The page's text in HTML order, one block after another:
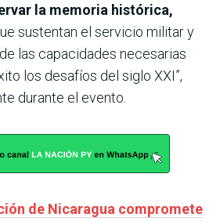
la memoria histórica,
sustentan el servicio militar y
las capacidades necesarias
los desafíos del siglo XXI”,
durante el evento.
de Nicaragua compromete